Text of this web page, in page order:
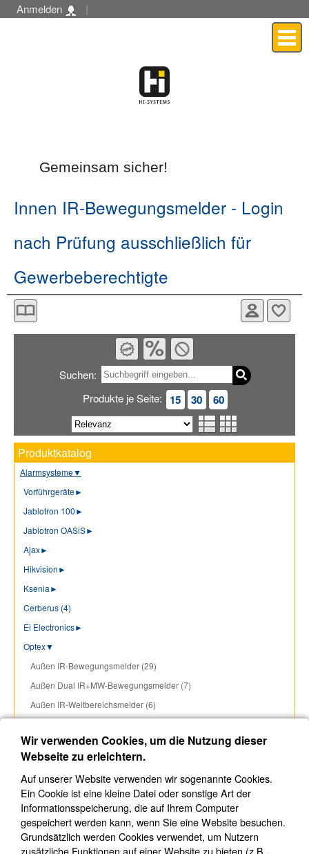
Gemeinsam sicher!
Innen IR-Bewegungsmelder - Login
nach Prüfung ausschließlich für
Gewerbeberechtigte
Suchen:
Produkte je Seite:
15 30 60
Produktkatalog
Alarmsysteme▼
Vorführgeräte►
Jablotron 100►
Jablotron OASiS►
Ajax►
Hikvision►
Ksenia►
Cerberus (4)
Ei Electronics►
Optex▼
Außen IR-Bewegungsmelder (29)
Außen Dual IR+MW-Bewegungsmelder (7)
Außen IR-Weitbereichsmelder (6)
Außen IR-Säulen (1)
Innen IR-Bewegungsmelder (6)
Innen Dual IR+MW-Bewegungsmelder (3)
Laser-Scanner (3)
People Counting Sensor (1)
Zubehör und Montagematerial (34)
Anmelden |
Wir verwenden Cookies, um die Nutzung dieser
Webseite zu erleichtern.
Auf unserer Website verwenden wir sogenannte Cookies.
Ein Cookie ist eine kleine Datei oder sonstige Art der
Informationsspeicherung, die auf Ihrem Computer
gespeichert werden kann, wenn Sie eine Website besuchen.
Grundsätzlich werden Cookies verwendet, um Nutzern
zusätzliche Funktionen auf einer Website zu bieten (z.B.